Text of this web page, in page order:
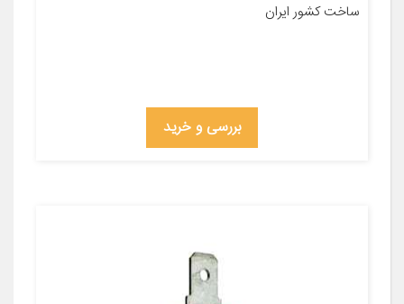
ساخت کشور ایران
بررسی و خرید